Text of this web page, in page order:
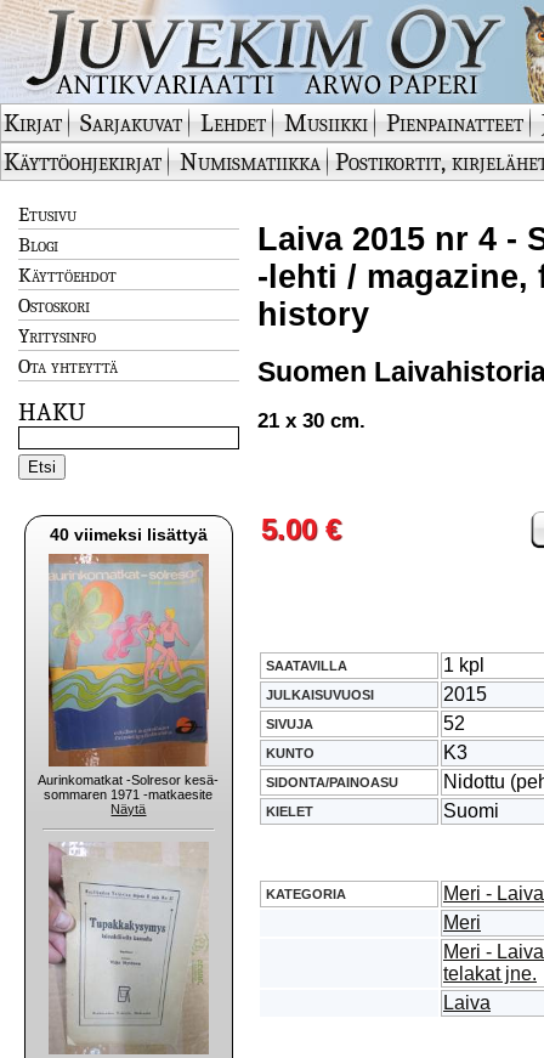
Kirjat Sarjakuvat Lehdet Musiikki Pienpainatteet
Käyttöohjekirjat
Numismatiikka Postikortit,
Etusivu
Blogi
Käyttöehdot
Ostoskori
Yritysinfo
Ota yhteyttä
HAKU
40 viimeksi lisättyä
Aurinkomatkat -Solresor kesä-
sommaren 1971 -matkaesite
Näytä
Laiva 2015 nr 4 -
-lehti /
history
Suomen
21 x 30 cm.
5.00 €
SAATAVILLA 1 kpl
JULKAISUVUOSI 2015
SIVUJA 52
KUNTO K3
SIDONTA/PAINOASU Nidottu
KIELET Suomi
KATEGORIA
Meri -
Meri
Meri -
telakat jne.
Laiva